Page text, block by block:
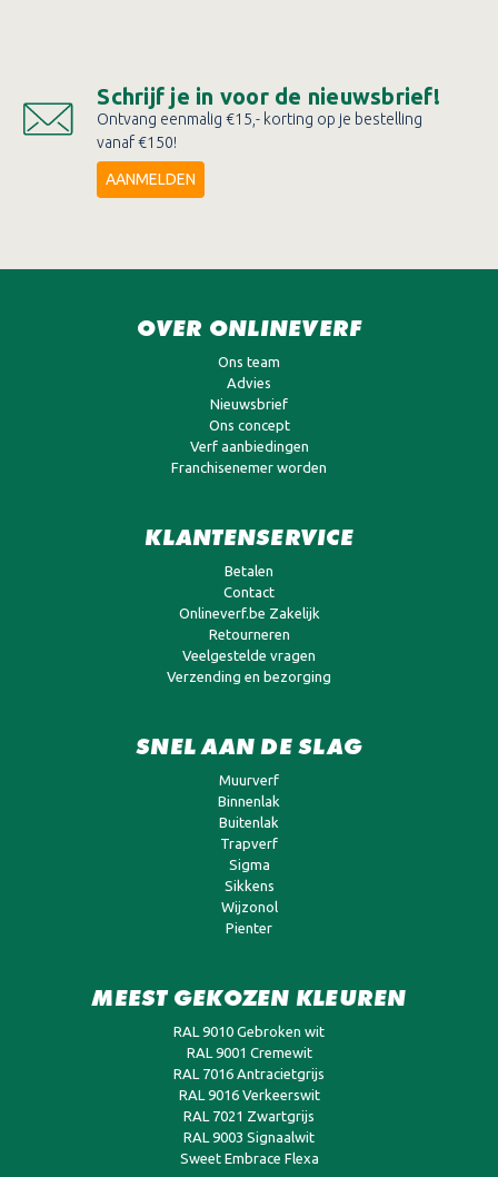
Schrijf je in voor de nieuwsbrief!
Ontvang eenmalig €15,- korting op je bestelling
vanaf €150!
AANMELDEN
OVER ONLINEVERF
Ons team
Advies
Nieuwsbrief
Ons concept
Verf aanbiedingen
Franchisenemer worden
KLANTENSERVICE
Betalen
Contact
Onlineverf.be Zakelijk
Retourneren
Veelgestelde vragen
Verzending en bezorging
SNEL AAN DE SLAG
Muurverf
Binnenlak
Buitenlak
Trapverf
Sigma
Sikkens
Wijzonol
Pienter
MEEST GEKOZEN KLEUREN
RAL 9010 Gebroken wit
RAL 9001 Cremewit
RAL 7016 Antracietgrijs
RAL 9016 Verkeerswit
RAL 7021 Zwartgrijs
RAL 9003 Signaalwit
Sweet Embrace Flexa